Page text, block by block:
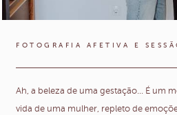
FOTOGRAFIA AFETIVA E
Ah, a beleza de uma gestação... É um
vida de uma mulher, repleto de